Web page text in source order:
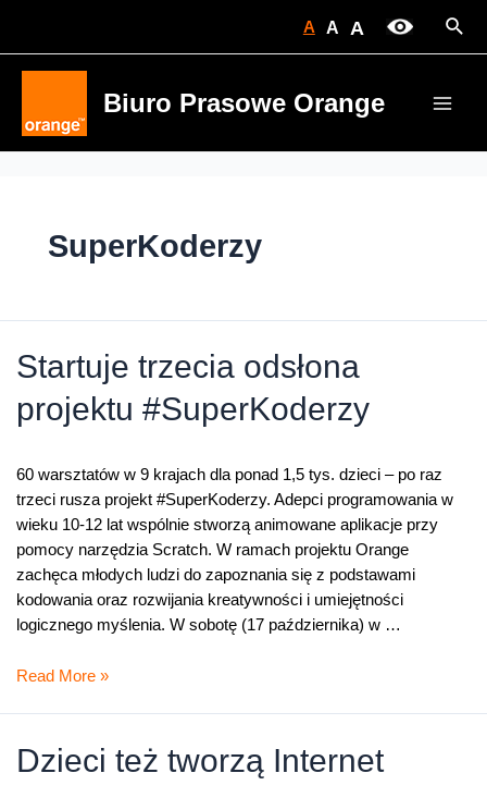
A A A
Biuro Prasowe Orange
SuperKoderzy
Startuje trzecia odsłona
projektu #SuperKoderzy
60 warsztatów w 9 krajach dla ponad 1,5 tys. dzieci – po raz
trzeci rusza projekt #SuperKoderzy. Adepci programowania w
wieku 10-12 lat wspólnie stworzą animowane aplikacje przy
pomocy narzędzia Scratch. W ramach projektu Orange
zachęca młodych ludzi do zapoznania się z podstawami
kodowania oraz rozwijania kreatywności i umiejętności
logicznego myślenia. W sobotę (17 października) w …
Startuje
projektu
#SuperKoderzy
Read More »
Dzieci też tworzą Internet